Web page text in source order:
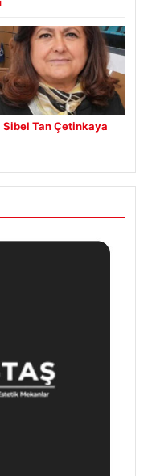
Tan Çetinkaya